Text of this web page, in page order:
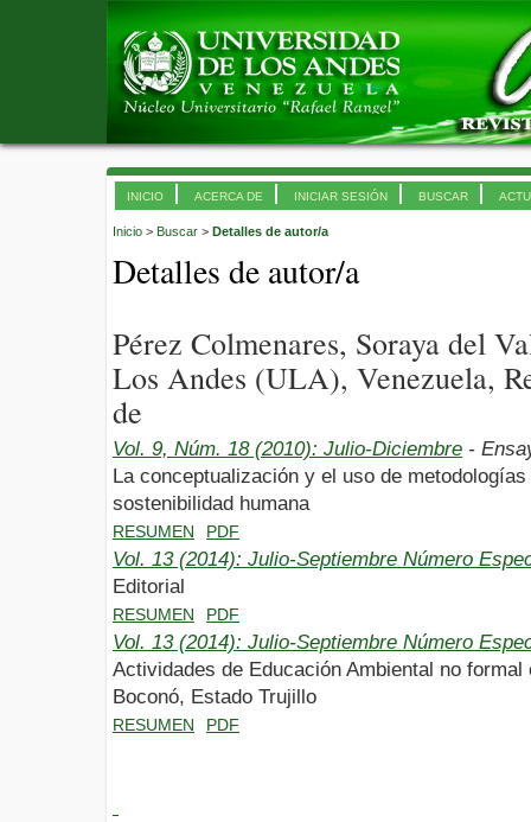
INICIO ACERCA DE INICIAR SESIÓN BUSCAR
Inicio > Buscar > Detalles de autor/a
Detalles de autor/a
Pérez Colmenares, Soraya del
Los Andes (ULA), Venezuela,
de
Vol. 9, Núm. 18 (2010): Julio-Diciembre -
La conceptualización y el uso de
sostenibilidad humana
RESUMEN PDF
Vol. 13 (2014): Julio-Septiembre Número
Editorial
RESUMEN PDF
Vol. 13 (2014): Julio-Septiembre Número
Actividades de Educación Ambiental no
Boconó, Estado Trujillo
RESUMEN PDF